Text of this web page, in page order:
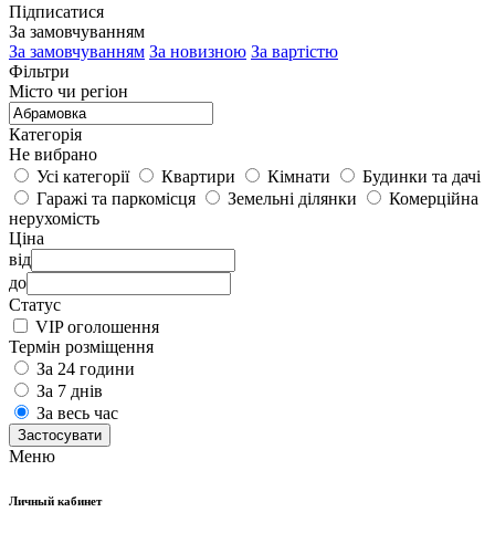
Підписатися
За замовчуванням
За замовчуванням За новизною За вартістю
Фільтри
Місто чи регіон
Категорія
Не вибрано
Усі категорії
Квартири Кімнати
Будинки та дачі
Гаражі та паркомісця
Земельні ділянки
Комерційна
нерухомість
Ціна
від
до
Статус
VIP оголошення
Термін розміщення
За 24 години
За 7 днів
За весь час
Застосувати
Меню
Личный кабинет